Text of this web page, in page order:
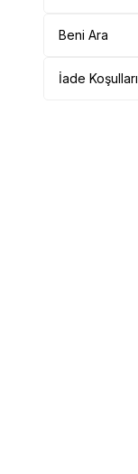
Beni Ara
İade Koşulları